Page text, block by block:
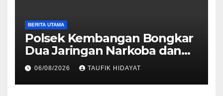
BERITA UTAMA
Polsek Kembangan Bongkar
Dua Jaringan Narkoba dan
Obat Keras, Sita Puluhan
Ribu Pil, 1,1 Kg Sabu hingga
Vape Etomidate
06/08/2026 TAUFIK HIDAYAT